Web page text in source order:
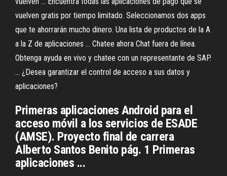
vuelven gratis por tiempo limitado. Seleccionamos dos apps
que te ahorrarán mucho dinero. Una lista de productos de la A
a la Z de aplicaciones ... Chatee ahora Chat fuera de línea.
Obtenga ayuda en vivo y chatee con un representante de SAP.
... ¿Desea garantizar el control de acceso a sus datos y
aplicaciones?
Primeras aplicaciones Android para el
acceso móvil a los servicios de ESADE
(AMSE). Proyecto final de carrera
Alberto Santos Benito pág. 1 Primeras
aplicaciones ...